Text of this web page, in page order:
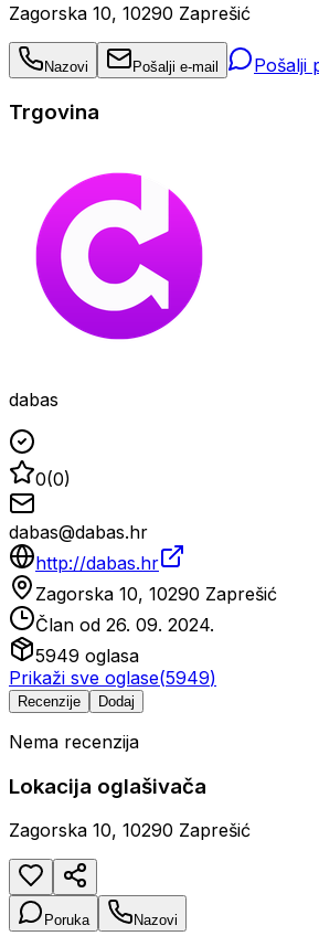
Zagorska 10, 10290 Zaprešić
Nazovi Pošalji e-mail Pošalji
Trgovina
dabas
0(0)
dabas@dabas.hr
http://dabas.hr
Zagorska 10, 10290 Zaprešić
Član od 26. 09. 2024.
5949 oglasa
Prikaži sve oglase(5949)
Recenzije Dodaj
Nema recenzija
Lokacija oglašivača
Zagorska 10, 10290 Zaprešić
Poruka Nazovi